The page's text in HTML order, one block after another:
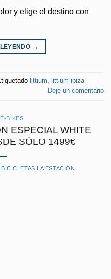
y elige el destino con
→
littium, littium ibiza
Deje un comentario
BIKES
ESPECIAL WHITE
SÓLO 1499€
BICICLETAS LA ESTACIÓN